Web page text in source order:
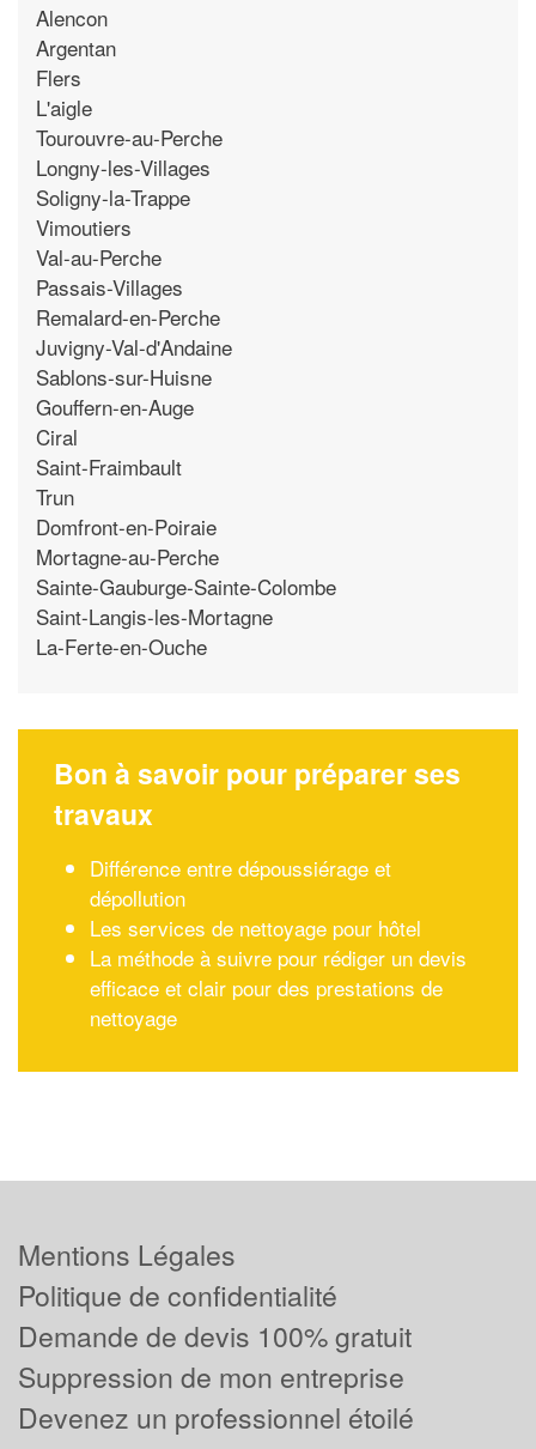
Alencon
Argentan
Flers
L'aigle
Tourouvre-au-Perche
Longny-les-Villages
Soligny-la-Trappe
Vimoutiers
Val-au-Perche
Passais-Villages
Remalard-en-Perche
Juvigny-Val-d'Andaine
Sablons-sur-Huisne
Gouffern-en-Auge
Ciral
Saint-Fraimbault
Trun
Domfront-en-Poiraie
Mortagne-au-Perche
Sainte-Gauburge-Sainte-Colombe
Saint-Langis-les-Mortagne
La-Ferte-en-Ouche
Bon à savoir pour préparer ses
travaux
Différence entre dépoussiérage et
dépollution
Les services de nettoyage pour hôtel
La méthode à suivre pour rédiger un devis
efficace et clair pour des prestations de
nettoyage
Mentions Légales
Politique de confidentialité
Demande de devis 100% gratuit
Suppression de mon entreprise
Devenez un professionnel étoilé